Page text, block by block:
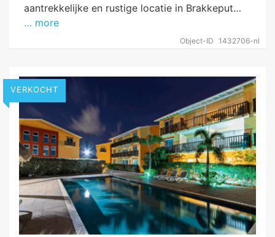
Object-ID 1432706-nl
aantrekkelijke en rustige locatie in Brakkeput…
… more
VERKOCHT